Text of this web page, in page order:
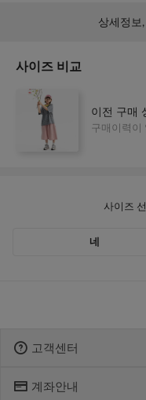
고객센터
1600-1766
계좌안내